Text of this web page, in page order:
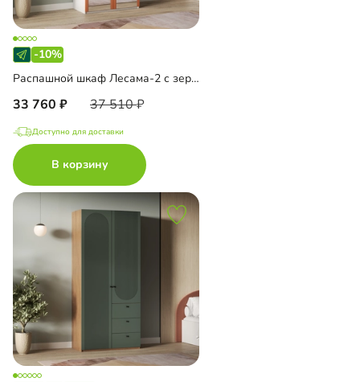
-10%
Распашной шкаф Лесама-2 с зеркалом
33 760 37 510
Доступно для доставки
В корзину